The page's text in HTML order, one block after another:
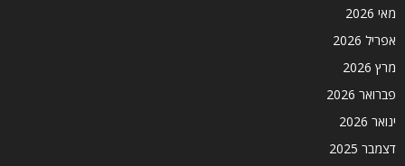
מאי 2026
אפריל 2026
מרץ 2026
פברואר 2026
ינואר 2026
דצמבר 2025